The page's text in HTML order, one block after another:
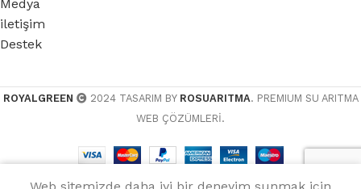
Medya
iletişim
Destek
ROYALGREEN 2024 TASARIM BY ROSUARITMA. PREMIUM SU ARITMA
WEB ÇÖZÜMLERİ.